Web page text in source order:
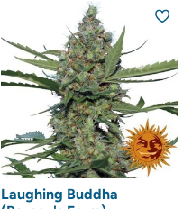
Laughing Buddha